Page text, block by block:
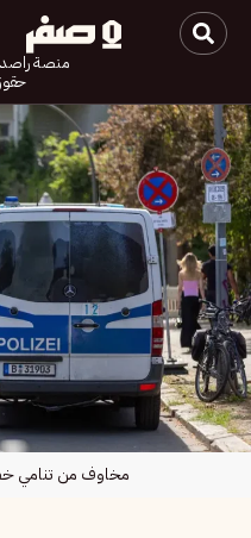
منصة
مخاوف من تنامي خطر